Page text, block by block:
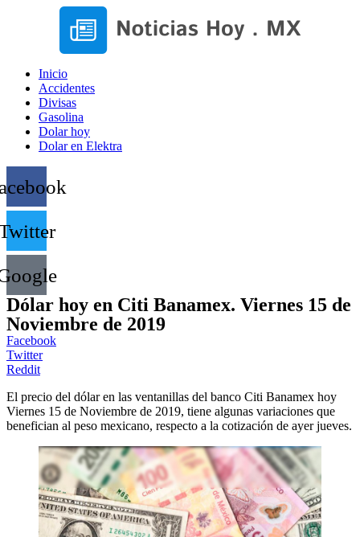
Inicio
Accidentes
Divisas
Gasolina
Dolar hoy
Dolar en Elektra
Dólar hoy en Citi Banamex. Viernes 15 de
Noviembre de 2019
Facebook
Twitter
Reddit
El precio del dólar en las ventanillas del banco Citi Banamex hoy
Viernes 15 de Noviembre de 2019, tiene algunas variaciones que
benefician al peso mexicano, respecto a la cotización de ayer jueves.